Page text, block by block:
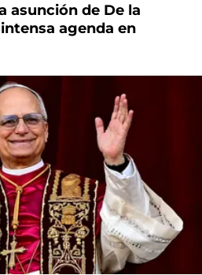
asunción de De la
agenda en